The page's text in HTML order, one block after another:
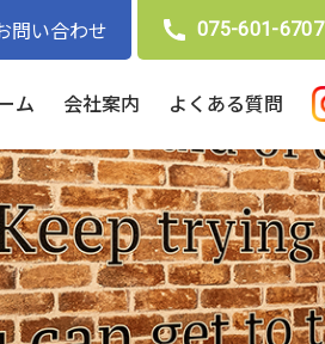
ム 会社案内 よくある質問
問い合わせ 075-601-6707